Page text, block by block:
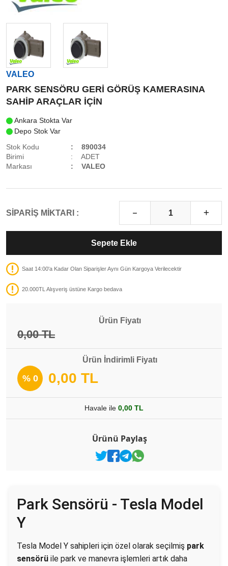
VALEO
PARK SENSÖRU GERİ GÖRÜŞ KAMERASINA
SAHİP ARAÇLAR İÇİN
Ankara Stokta Var
Depo Stok Var
Stok Kodu
890034
Birimi
ADET
Markası
VALEO
SİPARİŞ MİKTARI :
Sepete Ekle
Saat 14:00'a Kadar Olan Siparişler Aynı Gün Kargoya Verilecektir
20.000TL Alışveriş üstüne Kargo bedava
Ürün Fiyatı
0,00 TL
Ürün İndirimli Fiyatı
% 0 0,00 TL
Havale ile 0,00 TL
Ürünü Paylaş
Park Sensörü - Tesla Model
Y
Tesla Model Y sahipleri için özel olarak seçilmiş park
sensörüile park ve manevra işlemleri artık daha